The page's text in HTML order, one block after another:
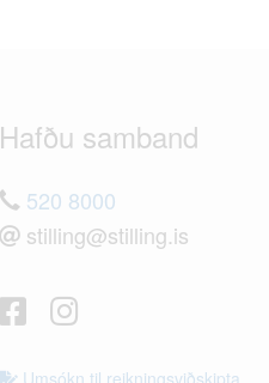
Hafðu samband
520 8000
stilling@stilling.is